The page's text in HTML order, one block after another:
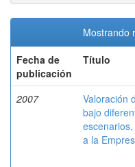
Mostrando
Fecha de
publicación
Título
2007
Valoración
bajo
a la